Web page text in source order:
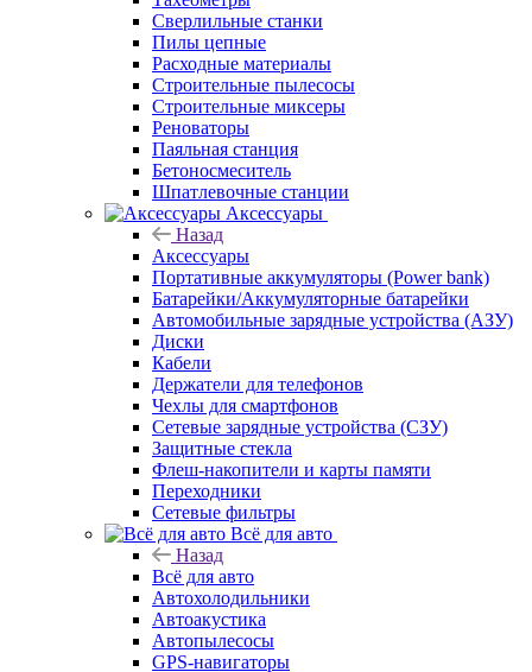
Сверлильные станки
Пилы цепные
Расходные материалы
Строительные пылесосы
Строительные миксеры
Реноваторы
Паяльная станция
Бетоносмеситель
Шпатлевочные станции
Аксессуары
Назад
Аксессуары
Портативные аккумуляторы (Power bank)
Батарейки/Аккумуляторные батарейки
Автомобильные зарядные устройства (АЗУ)
Диски
Кабели
Держатели для телефонов
Чехлы для смартфонов
Сетевые зарядные устройства (СЗУ)
Защитные стекла
Флеш-накопители и карты памяти
Переходники
Сетевые фильтры
Всё для авто
Назад
Всё для авто
Автохолодильники
Автоакустика
Автопылесосы
GPS-навигаторы